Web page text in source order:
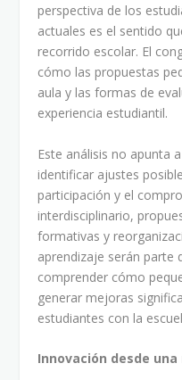
perspectiva de los
actuales es el sentido
recorrido escolar. El
cómo las propuestas
aula y las formas de
experiencia estudiantil.
Este análisis no apunta
identificar ajustes
participación y el
interdisciplinario,
formativas y
aprendizaje serán parte
comprender cómo
generar mejoras
estudiantes con la
Innovación desde